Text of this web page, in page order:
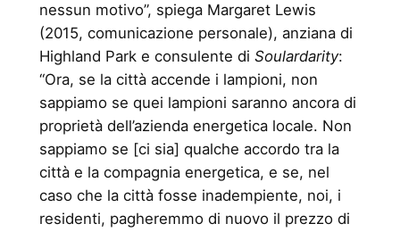
nessun motivo”, spiega Margaret Lewis
(2015, comunicazione personale), anziana di
Highland Park e consulente di Soulardarity:
“Ora, se la città accende i lampioni, non
sappiamo se quei lampioni saranno ancora di
proprietà dell’azienda energetica locale. Non
sappiamo se [ci sia] qualche accordo tra la
città e la compagnia energetica, e se, nel
caso che la città fosse inadempiente, noi, i
residenti, pagheremmo di nuovo il prezzo di